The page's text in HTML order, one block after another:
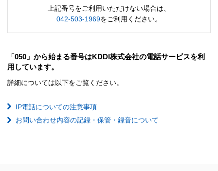
上記番号をご利用いただけない場合は、
042-503-1969をご利用ください。
「050」から始まる番号はKDDI株式会社の電話サービスを利
用しています。
詳細については以下をご覧ください。
IP電話についての注意事項
お問い合わせ内容の記録・保管・録音について